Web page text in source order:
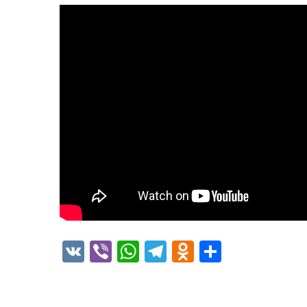
VK ViberWhatsApp
Telegram